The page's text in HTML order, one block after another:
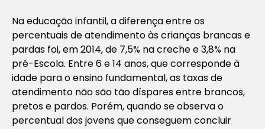
Na educação infantil, a diferença entre os
percentuais de atendimento às crianças brancas e
pardas foi, em 2014, de 7,5% na creche e 3,8% na
pré-Escola. Entre 6 e 14 anos, que corresponde à
idade para o ensino fundamental, as taxas de
atendimento não são tão díspares entre brancos,
pretos e pardos. Porém, quando se observa o
percentual dos jovens que conseguem concluir